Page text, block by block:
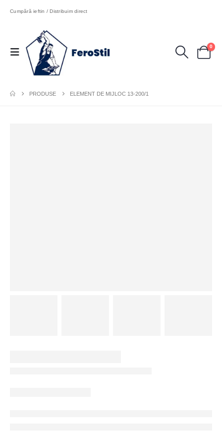
Cumpără ieftin / Distribuim direct
0
PRODUSE ELEMENT DE MIJLOC 13-200/1